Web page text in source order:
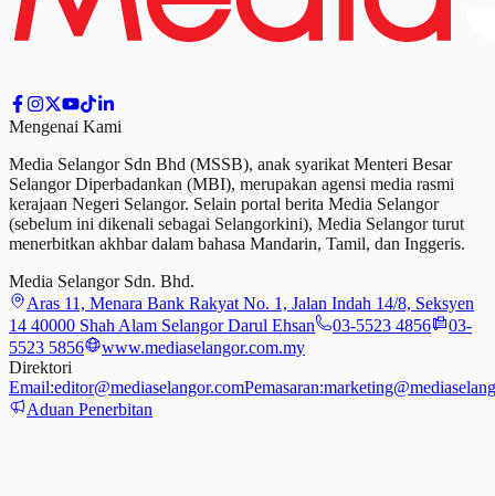
Mengenai Kami
Media Selangor Sdn Bhd (MSSB), anak syarikat Menteri Besar
Selangor Diperbadankan (MBI), merupakan agensi media rasmi
kerajaan Negeri Selangor. Selain portal berita Media Selangor
(sebelum ini dikenali sebagai Selangorkini), Media Selangor turut
menerbitkan akhbar dalam bahasa Mandarin, Tamil, dan Inggeris.
Media Selangor Sdn. Bhd.
Aras 11, Menara Bank Rakyat No. 1, Jalan Indah 14/8, Seksyen
14 40000 Shah Alam Selangor Darul Ehsan
03-5523 4856
03-
5523 5856
www.mediaselangor.com.my
Direktori
Email:editor@mediaselangor.comPemasaran:
Aduan Penerbitan